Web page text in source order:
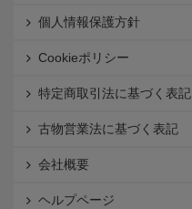
個人情報保護方針
Cookieポリシー
特定商取引法に基づく表記
古物営業法に基づく表記
会社概要
ヘルプページ